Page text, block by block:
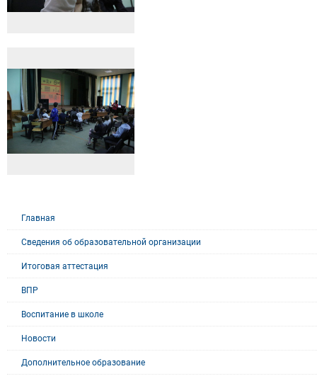
Главная
Сведения об образовательной организации
Итоговая аттестация
ВПР
Воспитание в школе
Новости
Дополнительное образование